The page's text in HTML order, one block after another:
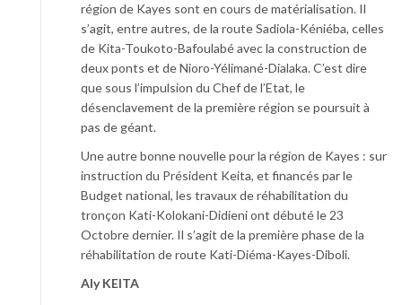
région de Kayes sont en cours de matérialisation. Il
s’agit, entre autres, de la route Sadiola-Kéniéba, celles
de Kita-Toukoto-Bafoulabé avec la construction de
deux ponts et de Nioro-Yélimané-Dialaka. C’est dire
que sous l’impulsion du Chef de l’Etat, le
désenclavement de la première région se poursuit à
pas de géant.
Une autre bonne nouvelle pour la région de Kayes : sur
instruction du Président Keita, et financés par le
Budget national, les travaux de réhabilitation du
tronçon Kati-Kolokani-Didieni ont débuté le 23
Octobre dernier. Il s’agit de la première phase de la
réhabilitation de route Kati-Diéma-Kayes-Diboli.
Aly KEITA